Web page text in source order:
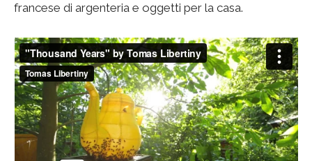
francese di argenteria e oggetti per la casa.